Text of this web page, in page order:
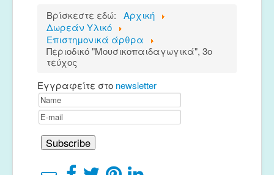
Ευτέρπη
Musapps
Βρίσκεστε εδώ:
Αρχική
Δωρεάν Υλικό
Επιστημονικά άρθρα
Περιοδικό "Μουσικοπαιδαγωγικά", 3ο
τεύχος
Εγγραφείτε στο newsletter